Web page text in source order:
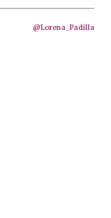
@Lorena_Padilla